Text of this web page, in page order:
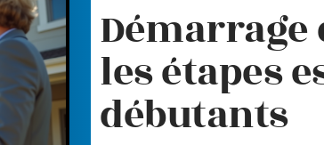
les étapes
débutants